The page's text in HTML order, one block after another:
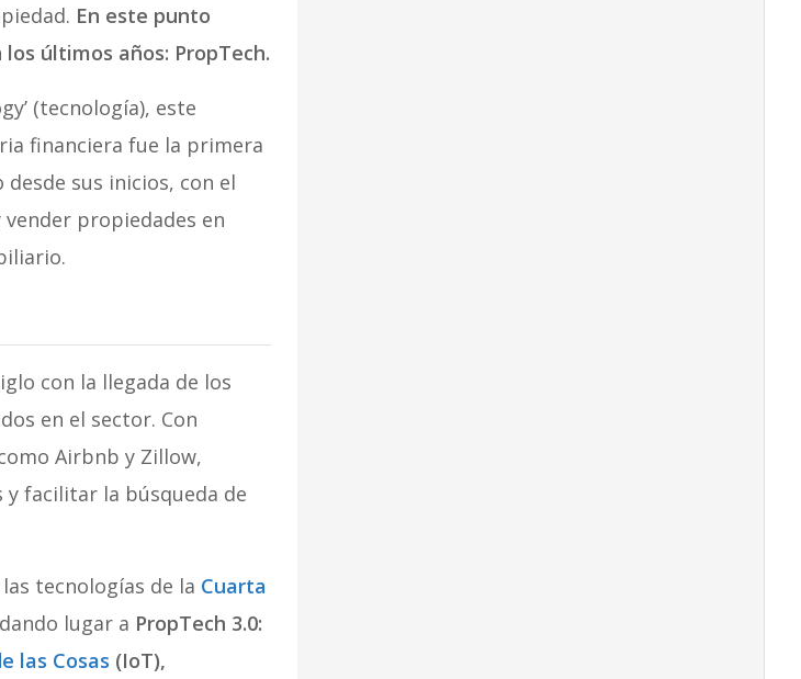
En este punto
últimos años: PropTech.
(tecnología), este
financiera fue la primera
sus inicios, con el
propiedades en
con la llegada de los
en el sector. Con
Airbnb y Zillow,
facilitar la búsqueda de
tecnologías de la Cuarta
lugar a PropTech 3.0:
las Cosas (IoT),